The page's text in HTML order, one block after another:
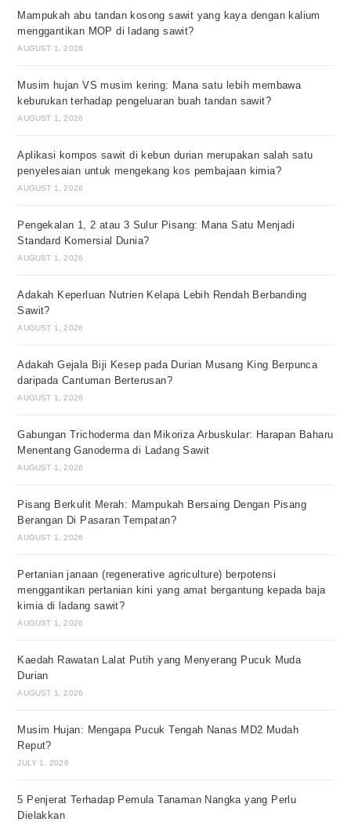
Mampukah abu tandan kosong sawit yang kaya dengan kalium
menggantikan MOP di ladang sawit?
AUGUST 1, 2026
Musim hujan VS musim kering: Mana satu lebih membawa
keburukan terhadap pengeluaran buah tandan sawit?
AUGUST 1, 2026
Aplikasi kompos sawit di kebun durian merupakan salah satu
penyelesaian untuk mengekang kos pembajaan kimia?
AUGUST 1, 2026
Pengekalan 1, 2 atau 3 Sulur Pisang: Mana Satu Menjadi
Standard Komersial Dunia?
AUGUST 1, 2026
Adakah Keperluan Nutrien Kelapa Lebih Rendah Berbanding
Sawit?
AUGUST 1, 2026
Adakah Gejala Biji Kesep pada Durian Musang King Berpunca
daripada Cantuman Berterusan?
AUGUST 1, 2026
Gabungan Trichoderma dan Mikoriza Arbuskular: Harapan Baharu
Menentang Ganoderma di Ladang Sawit
AUGUST 1, 2026
Pisang Berkulit Merah: Mampukah Bersaing Dengan Pisang
Berangan Di Pasaran Tempatan?
AUGUST 1, 2026
Pertanian janaan (regenerative agriculture) berpotensi
menggantikan pertanian kini yang amat bergantung kepada baja
kimia di ladang sawit?
AUGUST 1, 2026
Kaedah Rawatan Lalat Putih yang Menyerang Pucuk Muda
Durian
AUGUST 1, 2026
Musim Hujan: Mengapa Pucuk Tengah Nanas MD2 Mudah
Reput?
JULY 1, 2026
5 Penjerat Terhadap Pemula Tanaman Nangka yang Perlu
Dielakkan